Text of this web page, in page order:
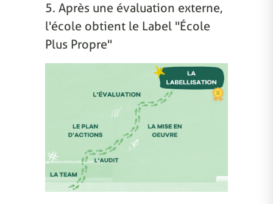
5. Après une évaluation externe,
l'école obtient le Label "École
Plus Propre"